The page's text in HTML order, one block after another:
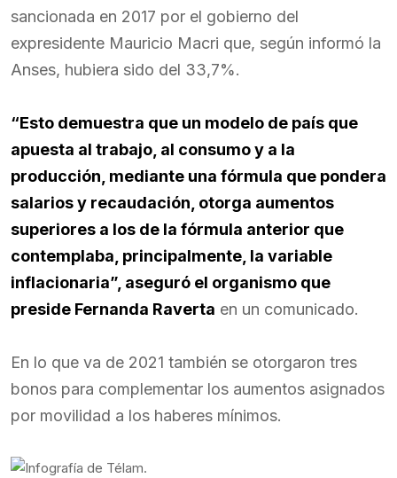
sancionada en 2017 por el gobierno del
expresidente Mauricio Macri que, según informó la
Anses, hubiera sido del 33,7%.
“Esto demuestra que un modelo de país que
apuesta al trabajo, al consumo y a la
producción, mediante una fórmula que pondera
salarios y recaudación, otorga aumentos
superiores a los de la fórmula anterior que
contemplaba, principalmente, la variable
inflacionaria”, aseguró el organismo que
preside Fernanda Raverta en un comunicado.
En lo que va de 2021 también se otorgaron tres
bonos para complementar los aumentos asignados
por movilidad a los haberes mínimos.